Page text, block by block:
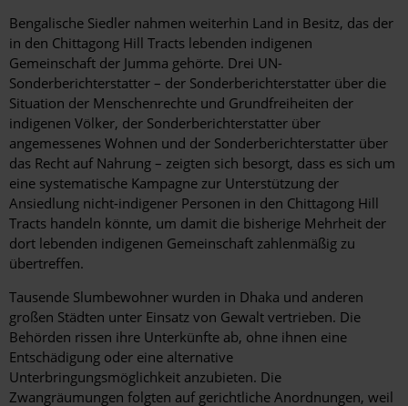
Bengalische Siedler nahmen weiterhin Land in Besitz, das der
in den Chittagong Hill Tracts lebenden indigenen
Gemeinschaft der Jumma gehörte. Drei UN-
Sonderberichterstatter – der Sonderberichterstatter über die
Situation der Menschenrechte und Grundfreiheiten der
indigenen Völker, der Sonderberichterstatter über
angemessenes Wohnen und der Sonderberichterstatter über
das Recht auf Nahrung – zeigten sich besorgt, dass es sich um
eine systematische Kampagne zur Unterstützung der
Ansiedlung nicht-indigener Personen in den Chittagong Hill
Tracts handeln könnte, um damit die bisherige Mehrheit der
dort lebenden indigenen Gemeinschaft zahlenmäßig zu
übertreffen.
Tausende Slumbewohner wurden in Dhaka und anderen
großen Städten unter Einsatz von Gewalt vertrieben. Die
Behörden rissen ihre Unterkünfte ab, ohne ihnen eine
Entschädigung oder eine alternative
Unterbringungsmöglichkeit anzubieten. Die
Zwangräumungen folgten auf gerichtliche Anordnungen, weil